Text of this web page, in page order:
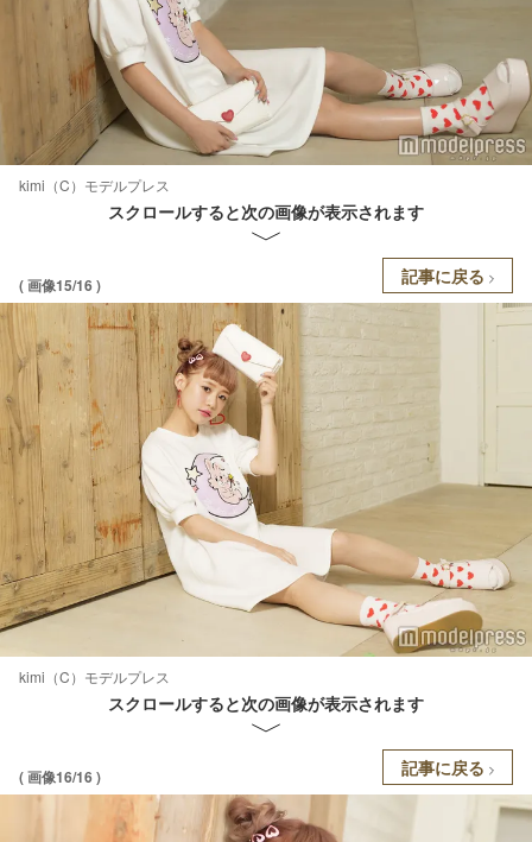
kimi（C）モデルプレス
スクロールすると次の画像が表示されます
( 画像15/16 ) 記事に戻る
kimi（C）モデルプレス
スクロールすると次の画像が表示されます
( 画像16/16 ) 記事に戻る